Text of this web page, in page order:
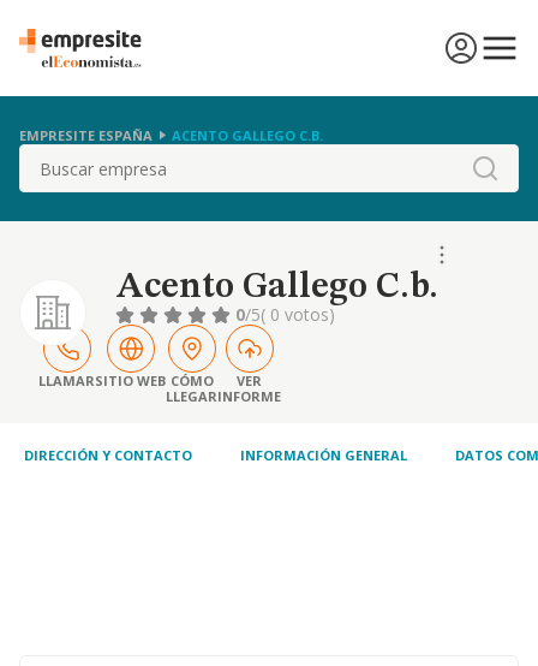
EMPRESITE ESPAÑA ACENTO GALLEGO C.B.
Buscar
Acento Gallego C.b.
0/5( 0 votos)
LLAMARSITIO WEB CÓMO
LLEGAR
VER
INFORME
DIRECCIÓN Y CONTACTO INFORMACIÓN GENERAL DATOS